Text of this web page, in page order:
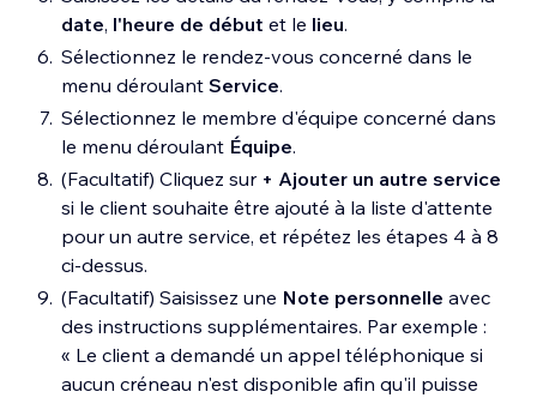
date, l'heure de début et le lieu.
Sélectionnez le rendez-vous concerné dans le
menu déroulant Service.
Sélectionnez le membre d'équipe concerné dans
le menu déroulant Équipe.
(Facultatif) Cliquez sur + Ajouter un autre service
si le client souhaite être ajouté à la liste d'attente
pour un autre service, et répétez les étapes 4 à 8
ci-dessus.
(Facultatif) Saisissez une Note personnelle avec
des instructions supplémentaires. Par exemple :
« Le client a demandé un appel téléphonique si
aucun créneau n'est disponible afin qu'il puisse